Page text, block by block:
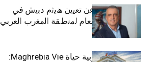
ﺗﯾﺗرا ﺑﺎك ﺗﻌﻠن ﻋن ﺗﻌﯾﯾن ھﯾﺛم دﺑﯾش ﻓﻲ
ﻣﻧﺻب اﻟﻣدﯾر اﻟﻌﺎم ﻟﻣﻧطﻘﺔ اﻟﻣﻐرب اﻟﻌرﺑﻲ
وﻏرب أﻓرﯾﻘﯾﺎ
التأمينات المغربية حياة Maghrebia Vie: